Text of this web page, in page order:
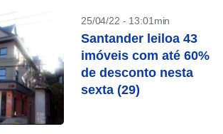
25/04/22 - 13:01min
Santander leiloa 43
imóveis com até 60%
de desconto nesta
sexta (29)